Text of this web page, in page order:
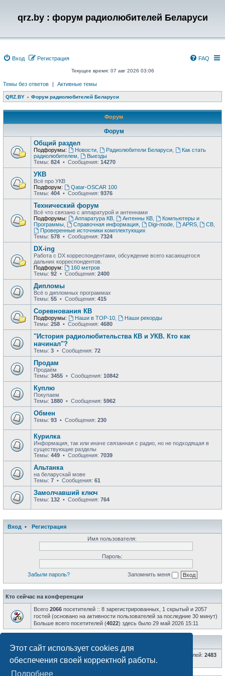
Этот сайт использует cookies для
обеспечения своей корректной работы.
Подробнее
qrz.by : форум радиолюбителей Беларуси
Вход Регистрация FAQ
Текущее время: 07 авг 2026 03:06
Темы без ответов | Активные темы
QRZ.BY Форум радиолюбителей Беларуси
Форум
Форум
Общий раздел
Подфорумы: Новости, Радиолюбители Беларуси,
Как стать
радиолюбителем
Выезды
Темы: 824 • Сообщения: 14270
УКВ
Всё про УКВ
Подфорум:
Qatar-OSCAR 100
Темы: 404 • Сообщения: 9376
Технический форум
Всё что связано с аппаратурой и антеннами
Подфорумы:
Аппаратура КВ, Антенны КВ,
Компьютеры и
Программы
Справочная информация, Digi-mode, APRS, CB
Проверенные источники комплектующих
Темы: 578 • Сообщения: 7324
DX-ing
Работа с DX корреспондентами, обсуждение всего касающегося
дальних корреспондентов.
Подфорум:
160 метров
Темы: 92 • Сообщения: 2400
Дипломы
Всё о дипломных программах
Темы: 55 • Сообщения: 415
Соревнования КВ
Подфорумы: Наши в ТОР-10,
Наши рекорды
Темы: 258 • Сообщения: 4680
"История радиолюбительства КВ и УКВ. Кто как
начинал"?
Темы: 3 • Сообщения: 72
Продам
Продаём
Темы: 3455 • Сообщения: 10842
Куплю
Покупаем
Темы: 1880 • Сообщения: 5962
Обмен
Темы: 93 • Сообщения: 230
Курилка
Информация, так или иначе связанная с радио, но не подходящая в
существующие разделы
Темы: 449 • Сообщения: 7039
Альтанка
на беларускай мове
Темы: 7 • Сообщения: 61
Замолчавший ключ
Темы: 132 • Сообщения: 764
Вход •
Регистрация
Имя пользователя:
Пароль:
Забыли пароль? Запомнить меня
Кто сейчас на конференции
Всего 2066 посетителей :: 8 зарегистрированных, 1 скрытый и 2057
гостей (основано на активности пользователей за последние 30 минут)
Больше всего посетителей (4022) здесь было 29 май 2026 15:11
• Всего пользователей: 2483
• Новый пользователь: AlexRKR